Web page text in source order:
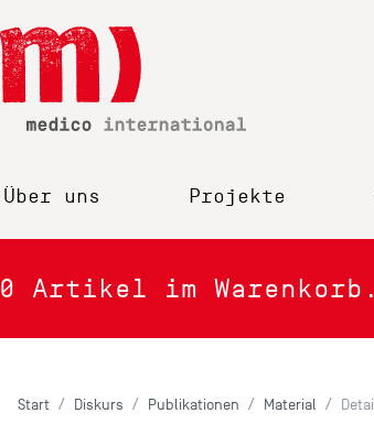
Über uns Projekte
0 Artikel im Warenkorb.
Start Diskurs Publikationen Material Detail